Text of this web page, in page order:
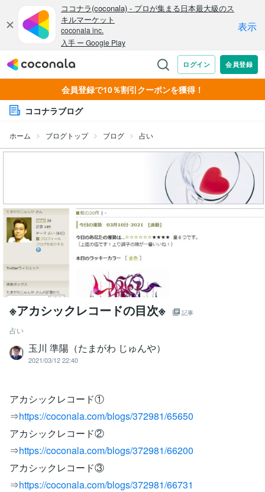
会員登録で10％割引クーポンを獲得！
ココナラブログ
ホーム ブログトップ ブログ 占い
※アカシックレコードの目次※ 記事
占い
玉川 準陽（たまがわ じゅんや）
2021/03/12 22:40
アカシックレコード①
⇒https://coconala.com/blogs/372981/65650
アカシックレコード②
⇒https://coconala.com/blogs/372981/66200
アカシックレコード③
⇒https://coconala.com/blogs/372981/66731